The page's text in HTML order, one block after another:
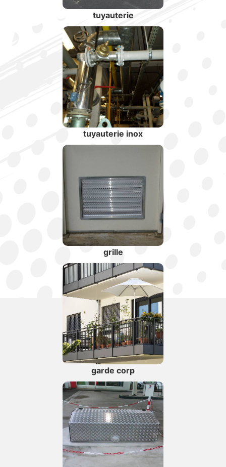
tuyauterie
tuyauterie inox
grille
garde corp